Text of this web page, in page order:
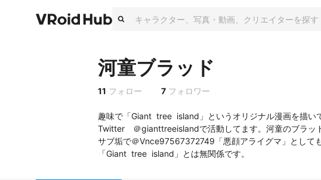
河童ブラッド
11 フォロー 7 フォロワー
趣味で「Giant  tree  island」というオリジナル漫画を描い
Twitter　＠gianttreeislandで活動してます。河童のブラッ
サブ垢で＠Vnce97567372749「悪顔アライグマ」として